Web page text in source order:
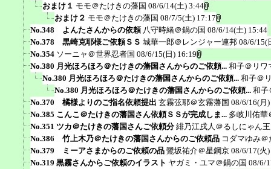
おまけ１ モモ＠たけきの藩国 08/6/14(土) 3:44
おまけ２ モモ＠たけきの藩国 08/7/5(土) 17:17
No.348 よんたさんからの依頼 八守時緒＠鍋の国 08/6/14(土) 15:44
No.378 黒崎克耶様ご依頼ＳＳ 城華一郎＠レンジャー連邦 08/6/15(
No.354 ソーニャ＠世界忍者国 08/6/15(日) 16:19
No.380 月光ほろほろ＠たけきの藩国さんからのご依頼... 和子＠リワ
No.380 月光ほろほろ＠たけきの藩国さんからのご依頼... 和子＠
No.380 月光ほろほろ＠たけきの藩国さんからのご依頼... 和子
No.370 橘様よりのご指名依頼提出 玄霧弦耶＠玄霧藩国 08/6/16(月
No.385 こんこ＠たけきの藩国さん依頼ＳＳが完成しま... 多岐川佑華
No.351 ツカ＠たけきの藩国さんご依頼分 緋乃江戌人＠るしにゃん
No.386 竹上木乃＠たけきの藩国さんからのご依頼品 コダマゆみ
No.379 ミーアさまからのご依頼の品 鷺坂祐介＠星鋼京 08/6/17(火
No.319 黒霧さんからご依頼のイラスト ヤガミ・ユマ＠鍋の国 08/6/